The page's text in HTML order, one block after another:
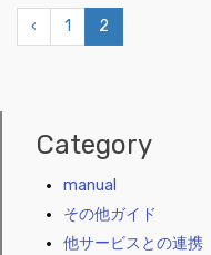
‹ 1 2
Category
manual
その他ガイド
他サービスとの連携